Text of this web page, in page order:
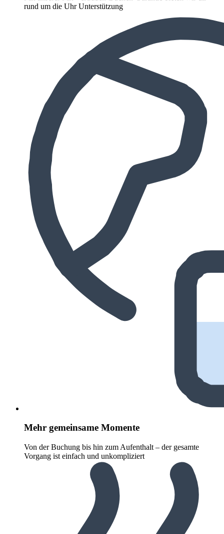
rund um die Uhr Unterstützung
Mehr gemeinsame Momente
Von der Buchung bis hin zum Aufenthalt – der gesamte
Vorgang ist einfach und unkompliziert